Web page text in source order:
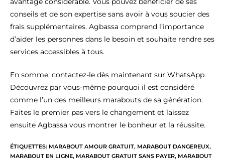
conseils et de son expertise sans avoir à vous soucier des
frais supplémentaires. Agbassa comprend l’importance
d’aider les personnes dans le besoin et souhaite rendre ses
services accessibles à tous.
En somme, contactez-le dès maintenant sur WhatsApp.
Découvrez par vous-même pourquoi il est considéré
comme l’un des meilleurs marabouts de sa génération.
Faites le premier pas vers le changement et laissez
ensuite Agbassa vous montrer le bonheur et la réussite.
ÉTIQUETTES: MARABOUT AMOUR GRATUIT, MARABOUT DANGEREUX,
MARABOUT EN LIGNE, MARABOUT GRATUIT SANS PAYER, MARABOUT